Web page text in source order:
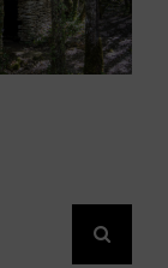
ruisseau de
Coly